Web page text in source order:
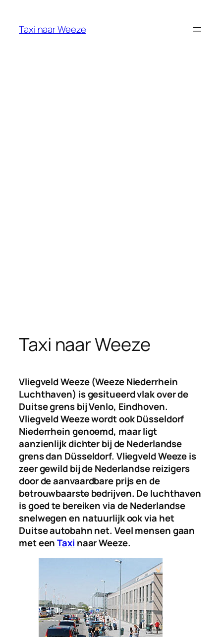
Taxi naar Weeze
Taxi naar Weeze
Vliegveld Weeze (Weeze Niederrhein
Luchthaven) is gesitueerd vlak over de
Duitse grens bij Venlo, Eindhoven.
Vliegveld Weeze wordt ook Düsseldorf
Niederrhein genoemd, maar ligt
aanzienlijk dichter bij de Nederlandse
grens dan Düsseldorf. Vliegveld Weeze is
zeer gewild bij de Nederlandse reizigers
door de aanvaardbare prijs en de
betrouwbaarste bedrijven. De luchthaven
is goed te bereiken via de Nederlandse
snelwegen en natuurlijk ook via het
Duitse autobahn net. Veel mensen gaan
met eenTaxi naar Weeze.